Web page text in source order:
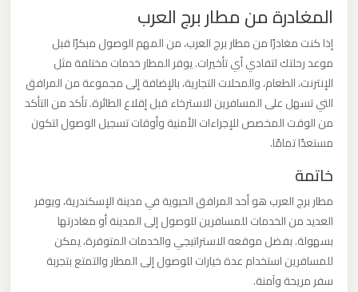
المغادرة من مطار برج العرب
إذا كنت مغادرًا من مطار برج العرب، من المهم الوصول مبكرًا قبل
موعد رحلتك لتفادي أي تأخيرات. يوفر المطار خدمات مختلفة مثل
الإنترنت، الطعام، والمحلات التجارية، بالإضافة إلى مجموعة من المرافق
التي تسهل على المسافرين الاسترخاء قبل إقلاع الطائرة. تأكد من التأكد
من الوقت المخصص للإجراءات الأمنية وأوقات تسجيل الوصول لتكون
مستعدًا تمامًا.
خاتمة
مطار برج العرب هو أحد المرافق الحيوية في مدينة الإسكندرية، ويوفر
العديد من الخدمات للمسافرين للوصول إلى المدينة أو مغادرتها
بسهولة. بفضل موقعه الاستراتيجي والخدمات المتوفرة، يمكن
للمسافرين استخدام عدة خيارات للوصول إلى المطار والتمتع بتجربة
سفر مريحة وآمنة.
القاهرة
للاسكندرية
ليموزين
القاهرة
مطار
العرب
ليموزين